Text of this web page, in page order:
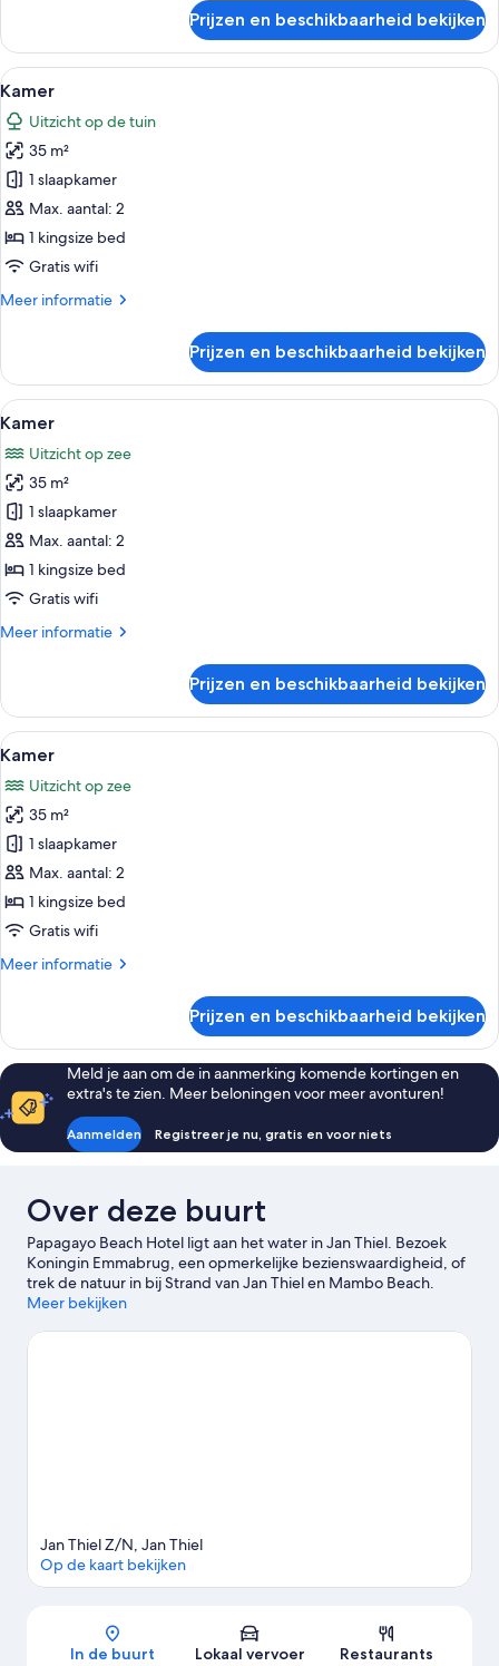
Prijzen en beschikbaarheid bekijken
Alle
foto's
voor
Kamer
laden
Een moderne kamer met een
16
Kamer
Uitzicht op de tuin
35 m²
1 slaapkamer
Max. aantal: 2
1 kingsize bed
Gratis wifi
Meer informatie
Meer
Prijzen en beschikbaarheid bekijken
Alle
foto's
voor
Kamer
laden
Een slaapkamer met een bed,
18
Kamer
Uitzicht op zee
35 m²
1 slaapkamer
Max. aantal: 2
1 kingsize bed
Gratis wifi
Meer informatie
Meer
Prijzen en beschikbaarheid bekijken
Alle
foto's
voor
Kamer
laden
Een moderne hotelkamer met een
19
Kamer
Uitzicht op zee
35 m²
1 slaapkamer
Max. aantal: 2
1 kingsize bed
Gratis wifi
Meer informatie
Meer
Prijzen en beschikbaarheid bekijken
Meld je aan om de in aanmerking komende kortingen en
extra's te zien. Meer beloningen voor meer avonturen!
Aanmelden Registreer je nu, gratis en voor niets
Over deze buurt
Papagayo Beach Hotel ligt aan het water in Jan Thiel. Bezoek
Koningin Emmabrug, een opmerkelijke bezienswaardigheid, of
trek de natuur in bij Strand van Jan Thiel en Mambo Beach.
Parke Tropikal Zoo en Scheepvaartmuseum van Curaçao zijn ook
water ligt door deel te nemen aan activiteiten zoals kajakken,
Meer bekijken
Kaart
Jan Thiel Z/N, Jan Thiel
Op de kaart bekijken
In de buurt Lokaal vervoer Restaurants